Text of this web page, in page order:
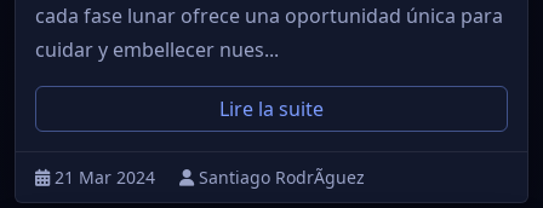
cada fase lunar ofrece una oportunidad única para
cuidar y embellecer nues...
Lire la suite
21 Mar 2024 Santiago RodrÃ­guez